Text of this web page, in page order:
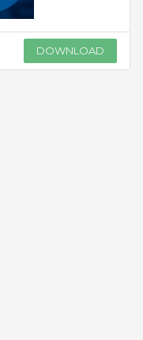
DOWNLOAD